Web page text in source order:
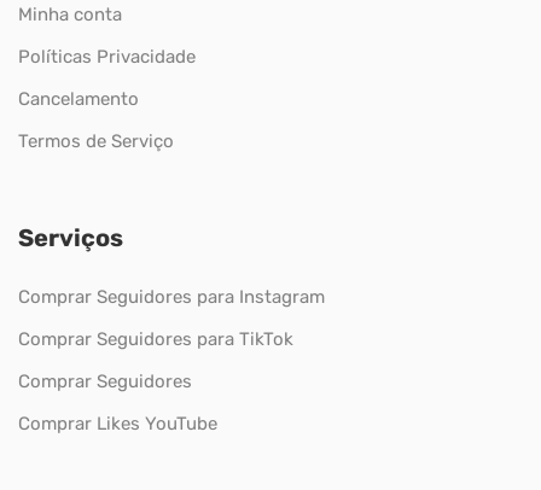
Minha conta
Políticas Privacidade
Cancelamento
Termos de Serviço
Serviços
Comprar Seguidores para Instagram
Comprar Seguidores para TikTok
Comprar Seguidores
Comprar Likes YouTube